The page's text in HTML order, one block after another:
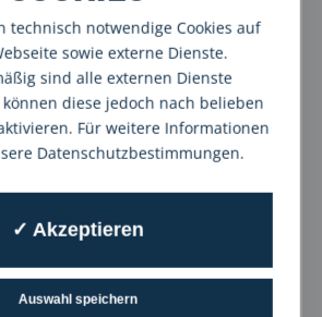
für Versicherungen und
überall – nicht nur in den
Zertifizierungen & neue
stehen. Themen wie:
Zertifizierungen
technisch notwendige Cookies auf
sowie externe Dienste.
sind alle externen Dienste
diese jedoch nach belieben
Für weitere Informationen
Datenschutzbestimmungen.
✓ Akzeptieren
Auswahl speichern